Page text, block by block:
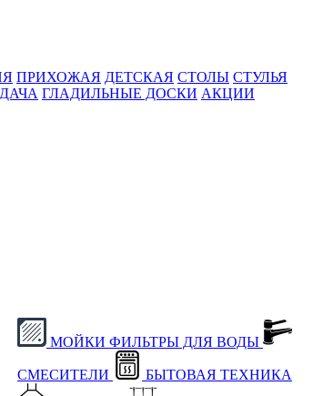
ПРИХОЖАЯ ДЕТСКАЯ СТОЛЫ СТУЛЬЯ
ДАЧА ГЛАДИЛЬНЫЕ ДОСКИ АКЦИИ
МОЙКИ ФИЛЬТРЫ ДЛЯ ВОДЫ
СМЕСИТЕЛИ БЫТОВАЯ ТЕХНИКА